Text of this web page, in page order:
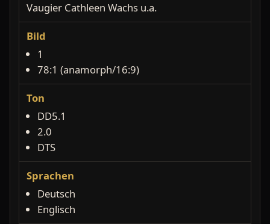
Vaugier Cathleen Wachs u.a.
Bild
1
78:1 (anamorph/16:9)
Ton
DD5.1
2.0
DTS
Sprachen
Deutsch
Englisch